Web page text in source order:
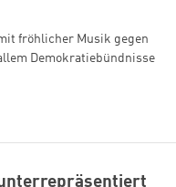
fröhlicher Musik gegen
Demokratiebündnisse